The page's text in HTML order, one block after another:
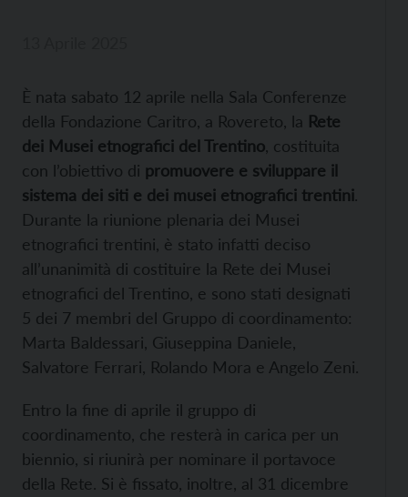
È nata sabato 12 aprile nella Sala Conferenze
della Fondazione Caritro, a Rovereto, la Rete
dei Musei etnografici del Trentino, costituita
con l’obiettivo di promuovere e sviluppare il
sistema dei siti e dei musei etnografici trentini.
Durante la riunione plenaria dei Musei
etnografici trentini, è stato infatti deciso
all’unanimità di costituire la Rete dei Musei
etnografici del Trentino, e sono stati designati
5 dei 7 membri del Gruppo di coordinamento:
Marta Baldessari, Giuseppina Daniele,
Salvatore Ferrari, Rolando Mora e Angelo Zeni.
Entro la fine di aprile il gruppo di
coordinamento, che resterà in carica per un
biennio, si riunirà per nominare il portavoce
della Rete. Si è fissato, inoltre, al 31 dicembre